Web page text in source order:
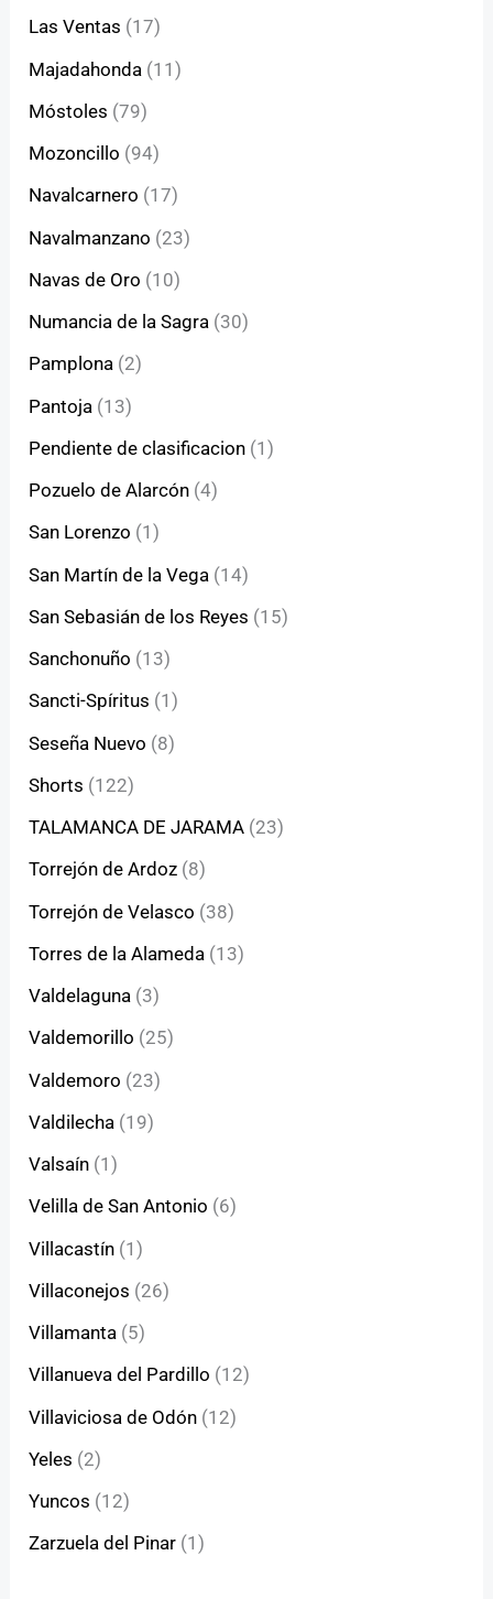
Las Ventas (17)
Majadahonda (11)
Móstoles (79)
Mozoncillo (94)
Navalcarnero (17)
Navalmanzano (23)
Navas de Oro (10)
Numancia de la Sagra (30)
Pamplona (2)
Pantoja (13)
Pendiente de clasificacion (1)
Pozuelo de Alarcón (4)
San Lorenzo (1)
San Martín de la Vega (14)
San Sebasián de los Reyes (15)
Sanchonuño (13)
Sancti-Spíritus (1)
Seseña Nuevo (8)
Shorts (122)
TALAMANCA DE JARAMA (23)
Torrejón de Ardoz (8)
Torrejón de Velasco (38)
Torres de la Alameda (13)
Valdelaguna (3)
Valdemorillo (25)
Valdemoro (23)
Valdilecha (19)
Valsaín (1)
Velilla de San Antonio (6)
Villacastín (1)
Villaconejos (26)
Villamanta (5)
Villanueva del Pardillo (12)
Villaviciosa de Odón (12)
Yeles (2)
Yuncos (12)
Zarzuela del Pinar (1)